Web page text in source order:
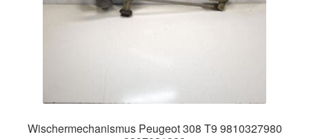
Wischermechanismus Peugeot 308 T9 9810327980